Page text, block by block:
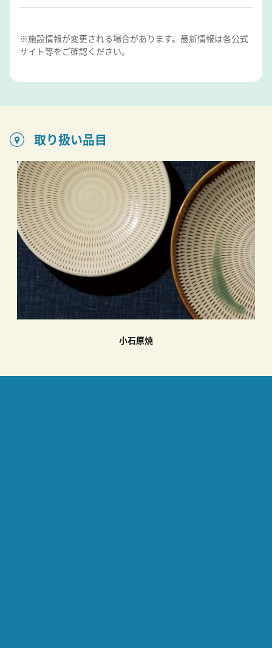
※施設情報が変更される場合があります。最新情報は各公式
サイト等をご確認ください。
取り扱い品目
小石原焼